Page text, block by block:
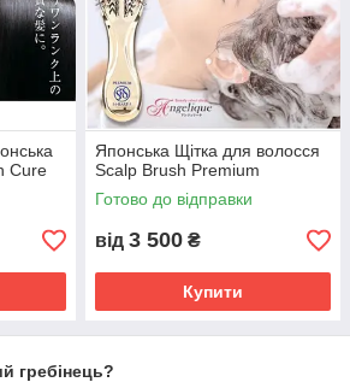
допоможуть створити ідеальний
Cure
Японська Щітка для волосся
Scalp Brush Premium
Готово до відправки
від 3 500 ₴
Купити
гребінець?